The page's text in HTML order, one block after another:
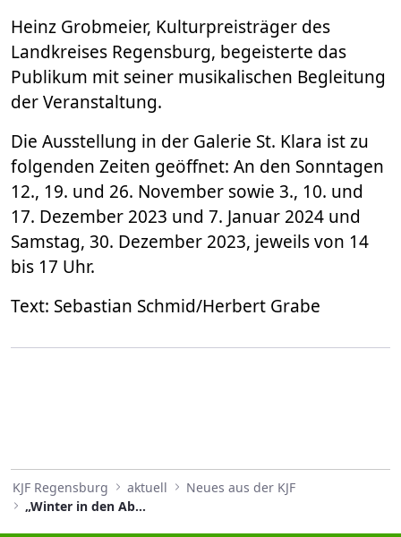
Heinz Grobmeier, Kulturpreisträger des
Landkreises Regensburg, begeisterte das
Publikum mit seiner musikalischen Begleitung
der Veranstaltung.
Die Ausstellung in der Galerie St. Klara ist zu
folgenden Zeiten geöffnet: An den Sonntagen
12., 19. und 26. November sowie 3., 10. und
17. Dezember 2023 und 7. Januar 2024 und
Samstag, 30. Dezember 2023, jeweils von 14
bis 17 Uhr.
Text: Sebastian Schmid/Herbert Grabe
KJF Regensburg aktuell
Neues aus der KJF
„Winter in den Abruzzen. Eine Nacherzählung in Bildern“